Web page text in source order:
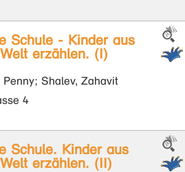
Schule - Kinder aus
erzählen. (I)
Penny; Shalev, Zahavit
4
Schule. Kinder aus
erzählen. (II)